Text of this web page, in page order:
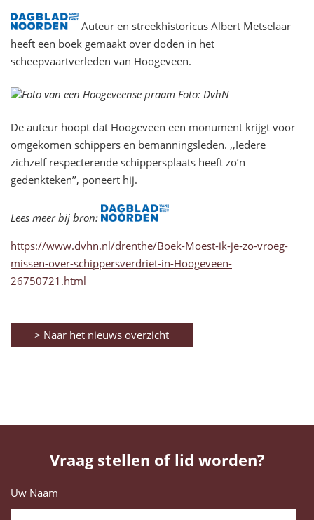
Auteur en streekhistoricus Albert Metselaar
heeft een boek gemaakt over doden in het
scheepvaartverleden van Hoogeveen.
Foto van een Hoogeveense praam Foto: DvhN
De auteur hoopt dat Hoogeveen een monument krijgt voor
omgekomen schippers en bemanningsleden. ,,Iedere
zichzelf respecterende schippersplaats heeft zo’n
gedenkteken’’, poneert hij.
Lees meer bij bron:
https://www.dvhn.nl/drenthe/Boek-Moest-ik-je-zo-vroeg-
missen-over-schippersverdriet-in-Hoogeveen-
26750721.html
> Naar het nieuws overzicht
Vraag stellen of lid worden?
Uw Naam